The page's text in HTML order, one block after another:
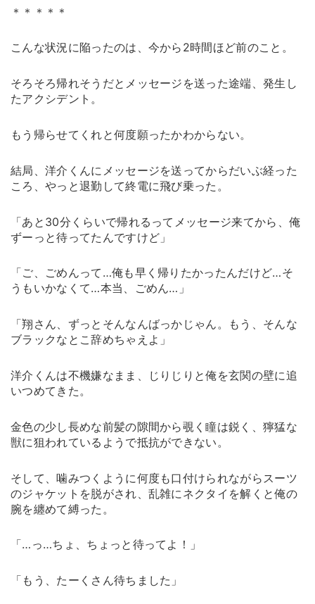
＊＊＊＊＊
こんな状況に陥ったのは、今から2時間ほど前のこと。
そろそろ帰れそうだとメッセージを送った途端、発生し
たアクシデント。
もう帰らせてくれと何度願ったかわからない。
結局、洋介くんにメッセージを送ってからだいぶ経った
ころ、やっと退勤して終電に飛び乗った。
「あと30分くらいで帰れるってメッセージ来てから、俺
ずーっと待ってたんですけど」
「ご、ごめんって…俺も早く帰りたかったんだけど…そ
うもいかなくて…本当、ごめん…」
「翔さん、ずっとそんなんばっかじゃん。もう、そんな
ブラックなとこ辞めちゃえよ」
洋介くんは不機嫌なまま、じりじりと俺を玄関の壁に追
いつめてきた。
金色の少し長めな前髪の隙間から覗く瞳は鋭く、獰猛な
獣に狙われているようで抵抗ができない。
そして、噛みつくように何度も口付けられながらスーツ
のジャケットを脱がされ、乱雑にネクタイを解くと俺の
腕を纏めて縛った。
「…っ…ちょ、ちょっと待ってよ！」
「もう、たーくさん待ちました」